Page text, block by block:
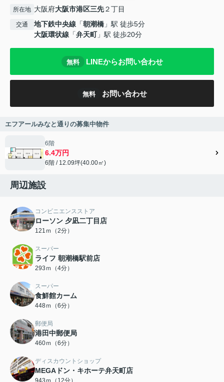
所在地 大阪府大阪市港区三先２丁目
交通 地下鉄中央線 「朝潮橋 」駅 徒歩5分
大阪環状線 「弁天町」駅 徒歩20分
無料 LINEからお問い合わせ
無料 お問い合わせ
エフアールみなと通りの募集中物件
6階
6.4万円
6階 / 12.09坪(40.00㎡)
周辺施設
コンビニエンスストア
ローソン 夕凪二丁目店
121ｍ（2分）
スーパー
ライフ 朝潮橋駅前店
293ｍ（4分）
スーパー
食鮮館カーム
448ｍ（6分）
郵便局
港田中郵便局
460ｍ（6分）
ディスカウントショップ
MEGAドン・キホーテ弁天町店
943ｍ（12分）